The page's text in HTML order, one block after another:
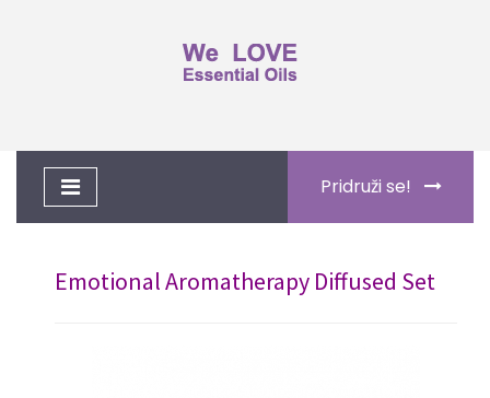
Pridruži se!
Toggle
navigation
Emotional Aromatherapy Diffused Set